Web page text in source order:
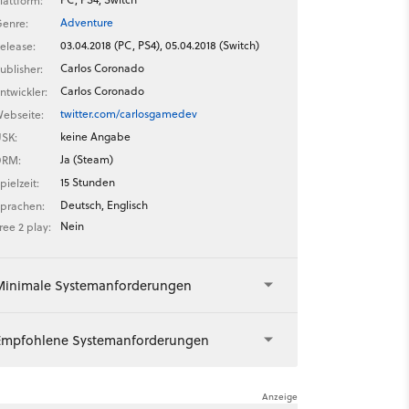
Adventure
03.04.2018 (PC, PS4), 05.04.2018 (Switch)
Carlos Coronado
Carlos Coronado
twitter.com/carlosgamedev
keine Angabe
Ja (Steam)
15 Stunden
Deutsch, Englisch
2 play:
Nein
Systemanforderungen
Systemanforderungen